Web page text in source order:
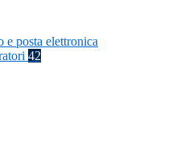
e posta elettronica
42